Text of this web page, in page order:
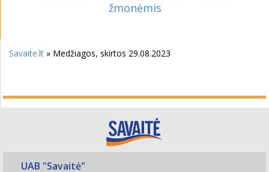
žmonėmis
Savaite.lt » Medžiagos, skirtos 29.08.2023
UAB "Savaitė"